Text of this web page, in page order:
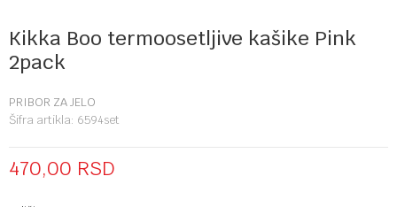
Kikka Boo termoosetljive kašike Pink
2pack
PRIBOR ZA JELO
Šifra artikla: 6594set
470,00 RSD